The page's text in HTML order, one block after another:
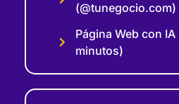
(@tunegocio.com)
Página Web con
minutos)